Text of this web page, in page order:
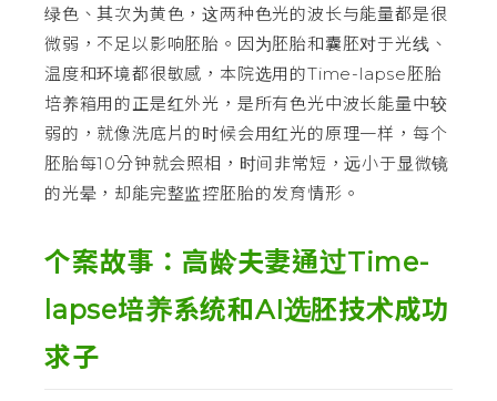
绿色、其次为黄色，这两种色光的波长与能量都是很
微弱，不足以影响胚胎。因为胚胎和囊胚对于光线、
温度和环境都很敏感，本院选用的Time-lapse胚胎
培养箱用的正是红外光，是所有色光中波长能量中较
弱的，就像洗底片的时候会用红光的原理一样，每个
胚胎每10分钟就会照相，时间非常短，远小于显微镜
的光晕，却能完整监控胚胎的发育情形。
个案故事：高龄夫妻通过Time-
lapse培养系统和AI选胚技术成功
求子